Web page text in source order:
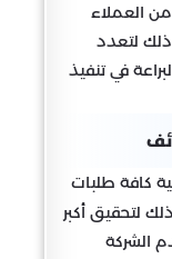
العملاء
لتعدد
في تنفيذ
كافة طلبات
لتحقيق أكبر
الشركة